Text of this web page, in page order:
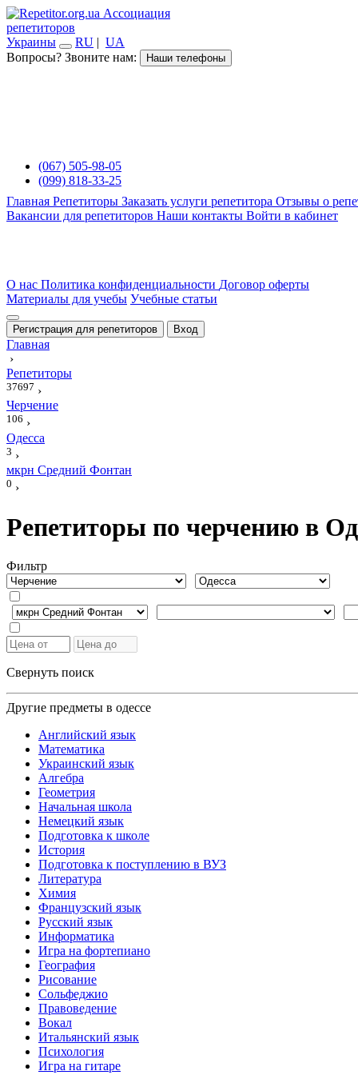
Ассоциация
репетиторов
Украины
RU | UA
Вопросы? Звоните нам:
Наши телефоны
(067) 505-98-05
(099) 818-33-25
Главная Репетиторы Заказать услуги репетитора Отзывы о
Вакансии для репетиторов Наши контакты Войти в кабинет
О нас Политика конфиденциальности Договор оферты
Материалы для учебы Учебные статьи
Регистрация для репетиторов Вход
Главная
›
Репетиторы
37697 ›
Черчение
106 ›
Одесса
3 ›
мкрн Средний Фонтан
0 ›
Репетиторы по черчению в
Фильтр
Свернуть поиск
Другие предметы в одессе
Английский язык
Математика
Украинский язык
Алгебра
Геометрия
Начальная школа
Немецкий язык
Подготовка к школе
История
Подготовка к поступлению в ВУЗ
Литература
Химия
Французский язык
Русский язык
Информатика
Игра на фортепиано
География
Рисование
Сольфеджио
Правоведение
Вокал
Итальянский язык
Психология
Игра на гитаре